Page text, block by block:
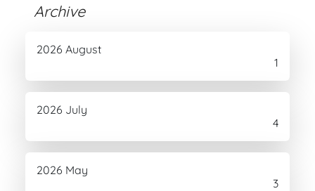
Archive
2026 August
1
2026 July
4
2026 May
3